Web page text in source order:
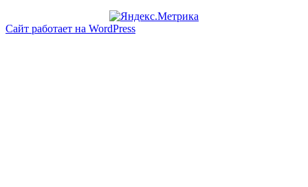
Сайт работает на WordPress